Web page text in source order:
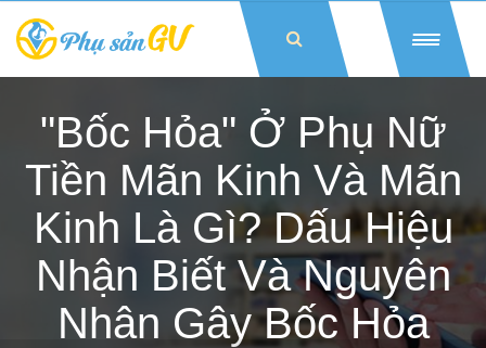
"Bốc Hỏa" Ở Phụ Nữ
Tiền Mãn Kinh Và Mãn
Kinh Là Gì? Dấu Hiệu
Nhận Biết Và Nguyên
Nhân Gây Bốc Hỏa